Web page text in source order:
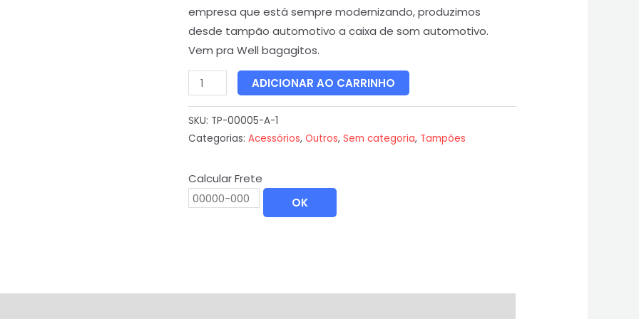
empresa que está sempre modernizando, produzimos
desde tampão automotivo a caixa de som automotivo.
Vem pra Well bagagitos.
ADICIONAR AO CARRINHO
SKU: TP-00005-A-1
Categorias: Acessórios, Outros, Sem categoria, Tampões
Calcular Frete
OK